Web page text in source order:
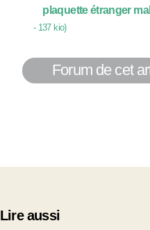
plaquette étranger
- 137 kio)
Forum de cet
Lire aussi